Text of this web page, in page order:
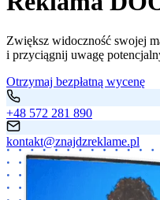
Zwiększ widoczność swojej
i przyciągnij uwagę
Otrzymaj bezpłatną wycenę
+48 572 281 890
kontakt@znajdzreklame.pl